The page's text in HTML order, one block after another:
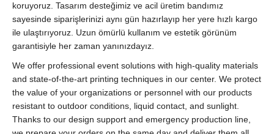
koruyoruz. Tasarım desteğimiz ve acil üretim bandımız
sayesinde siparişlerinizi aynı gün hazırlayıp her yere hızlı kargo
ile ulaştırıyoruz. Uzun ömürlü kullanım ve estetik görünüm
garantisiyle her zaman yanınızdayız.
We offer professional event solutions with high-quality materials
and state-of-the-art printing techniques in our center. We protect
the value of your organizations or personnel with our products
resistant to outdoor conditions, liquid contact, and sunlight.
Thanks to our design support and emergency production line,